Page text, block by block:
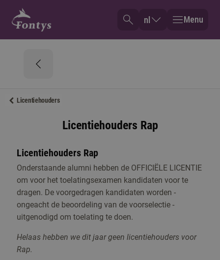
nl Menu
Licentiehouders
Licentiehouders Rap
Licentiehouders Rap
Onderstaande alumni hebben de OFFICIËLE LICENTIE
om voor het toelatingsexamen kandidaten voor te
dragen. De voorgedragen kandidaten worden -
ongeacht de beoordeling van de voorselectie -
uitgenodigd om toelating te doen.
Helaas hebben we dit jaar geen licentiehouders voor
Rap.